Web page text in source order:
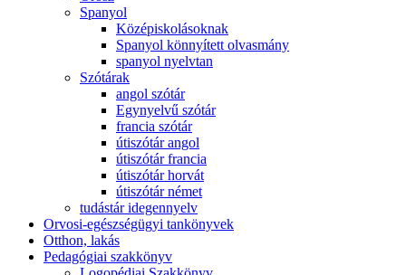
Spanyol
Középiskolásoknak
Spanyol könnyített olvasmány
spanyol nyelvtan
Szótárak
angol szótár
Egynyelvű szótár
francia szótár
útiszótár angol
útiszótár francia
útiszótár horvát
útiszótár német
tudástár idegennyelv
Orvosi-egészségügyi tankönyvek
Otthon, lakás
Pedagógiai szakkönyv